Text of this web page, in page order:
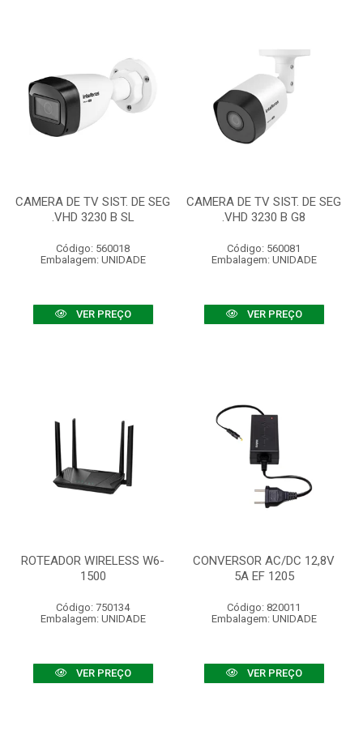
CAMERA DE TV SIST. DE SEG
.VHD 3230 B SL
Código: 560018
Embalagem: UNIDADE
VER PREÇO
CAMERA DE TV SIST. DE SEG
.VHD 3230 B G8
Código: 560081
Embalagem: UNIDADE
VER PREÇO
ROTEADOR WIRELESS W6-
1500
Código: 750134
Embalagem: UNIDADE
VER PREÇO
CONVERSOR AC/DC 12,8V
5A EF 1205
Código: 820011
Embalagem: UNIDADE
VER PREÇO